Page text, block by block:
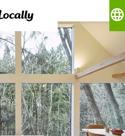
language